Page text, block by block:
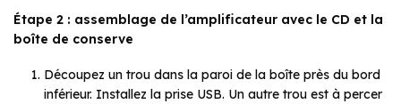
Étape 2 : assemblage de l’amplificateur avec le CD et la
boîte de conserve
Découpez un trou dans la paroi de la boîte près du bord
inférieur. Installez la prise USB. Un autre trou est à percer